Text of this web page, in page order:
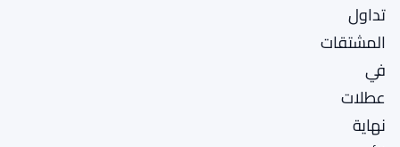
تداول
المشتقات
في
عطلات
نهاية